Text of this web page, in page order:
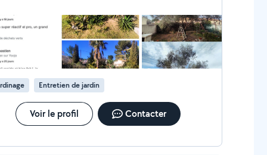
gratuits sous 48h) À bientôt !
Entretien de jardin
Voir le profil Contacter